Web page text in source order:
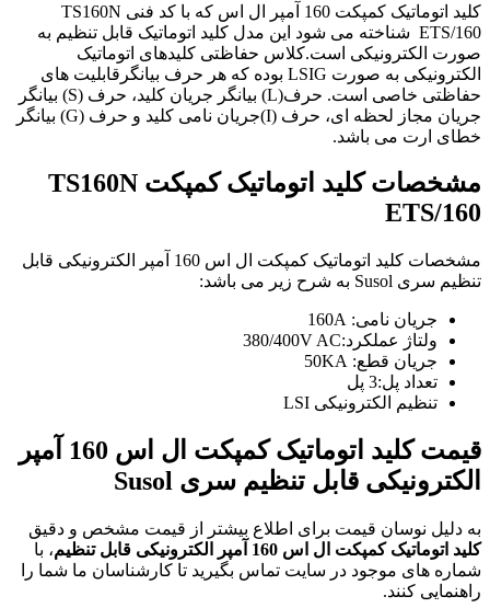
کلید اتوماتیک کمپکت 160 آمپر ال اس که با کد فنی TS160N
ETS/160 شناخته می شود این مدل کلید اتوماتیک قابل تنظیم به
صورت الکترونیکی است.کلاس حفاظتی کلیدهای اتوماتیک
الکترونیکی به صورت LSIG بوده که هر حرف بیانگرقابلیت های
حفاظتی خاصی است. حرف(L) بیانگر جریان کلید، حرف (S) بیانگر
جریان مجاز لحظه ای، حرف (I)جریان نامی کلید و حرف (G) بیانگر
خطای ارت می باشد.
مشخصات کلید اتوماتیک کمپکت TS160N
ETS/160
مشخصات کلید اتوماتیک کمپکت ال اس 160 آمپر الکترونیکی قابل
تنظیم سری Susol به شرح زیر می باشد:
جریان نامی: 160A
ولتاژ عملکرد:380/400V AC
جریان قطع: 50KA
تعداد پل:3 پل
تنظیم الکترونیکی LSI
قیمت کلید اتوماتیک کمپکت ال اس 160 آمپر
الکترونیکی قابل تنظیم سری Susol
به دلیل نوسان قیمت برای اطلاع بیشتر از قیمت مشخص و دقیق
کلید اتوماتیک کمپکت ال اس 160 آمپر الکترونیکی قابل تنظیم
، با
شماره های موجود در سایت تماس بگیرید تا کارشناسان ما شما را
راهنمایی کنند.